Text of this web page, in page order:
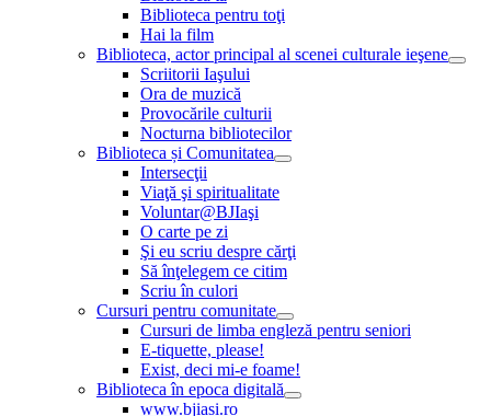
Biblioteca pentru toţi
Hai la film
Biblioteca, actor principal al scenei culturale ieşene
Scriitorii Iaşului
Ora de muzică
Provocările culturii
Nocturna bibliotecilor
Biblioteca și Comunitatea
Intersecţii
Viaţă şi spiritualitate
Voluntar@BJIaşi
O carte pe zi
Şi eu scriu despre cărţi
Să înţelegem ce citim
Scriu în culori
Cursuri pentru comunitate
Cursuri de limba engleză pentru seniori
E-tiquette, please!
Exist, deci mi-e foame!
Biblioteca în epoca digitală
www.bjiasi.ro